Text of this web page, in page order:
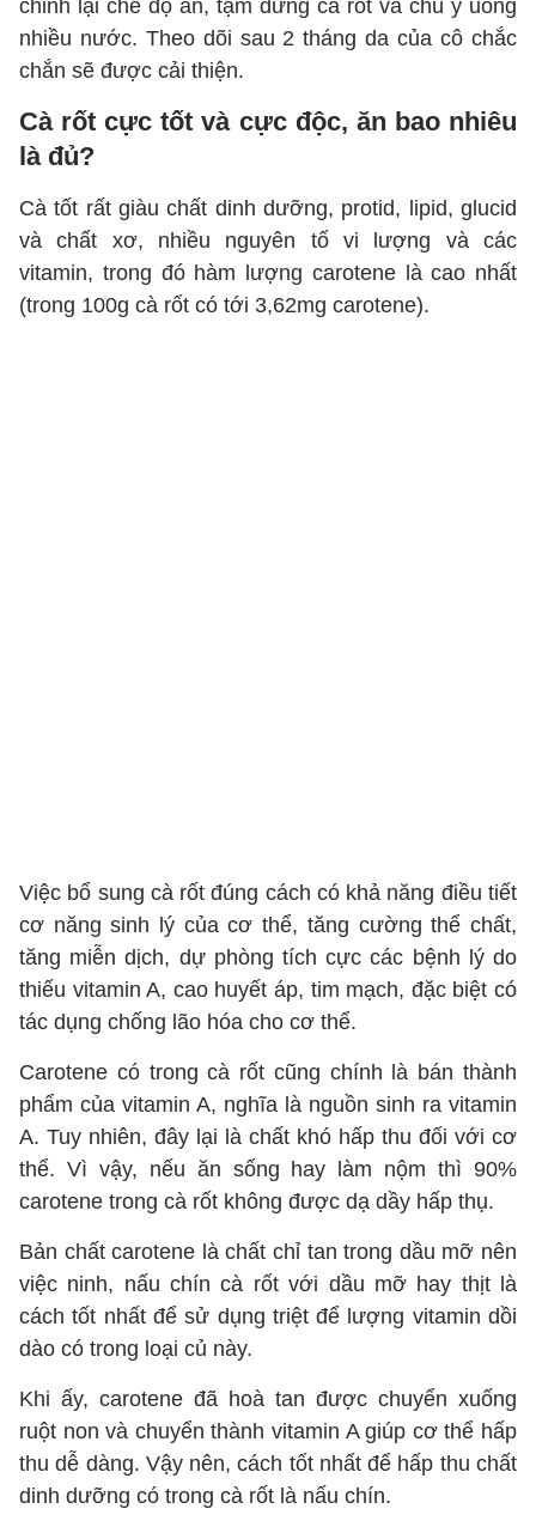
chỉnh lại chế độ ăn, tạm dừng cà rốt và chú ý uống
nhiều nước. Theo dõi sau 2 tháng da của cô chắc
chắn sẽ được cải thiện.
Cà rốt cực tốt và cực độc, ăn bao nhiêu
là đủ?
Cà tốt rất giàu chất dinh dưỡng, protid, lipid, glucid
và chất xơ, nhiều nguyên tố vi lượng và các
vitamin, trong đó hàm lượng carotene là cao nhất
(trong 100g cà rốt có tới 3,62mg carotene).
Việc bổ sung cà rốt đúng cách có khả năng điều tiết
cơ năng sinh lý của cơ thể, tăng cường thể chất,
tăng miễn dịch, dự phòng tích cực các bệnh lý do
thiếu vitamin A, cao huyết áp, tim mạch, đặc biệt có
tác dụng chống lão hóa cho cơ thể.
Carotene có trong cà rốt cũng chính là bán thành
phẩm của vitamin A, nghĩa là nguồn sinh ra vitamin
A. Tuy nhiên, đây lại là chất khó hấp thu đối với cơ
thể. Vì vậy, nếu ăn sống hay làm nộm thì 90%
carotene trong cà rốt không được dạ dầy hấp thụ.
Bản chất carotene là chất chỉ tan trong dầu mỡ nên
việc ninh, nấu chín cà rốt với dầu mỡ hay thịt là
cách tốt nhất để sử dụng triệt để lượng vitamin dồi
dào có trong loại củ này.
Khi ấy, carotene đã hoà tan được chuyển xuống
ruột non và chuyển thành vitamin A giúp cơ thể hấp
thu dễ dàng. Vậy nên, cách tốt nhất để hấp thu chất
dinh dưỡng có trong cà rốt là nấu chín.